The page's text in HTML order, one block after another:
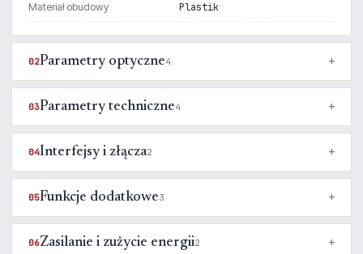
Materiał obudowy Plastik
02Parametry optyczne4
03Parametry techniczne4
04Interfejsy i złącza2
05Funkcje dodatkowe3
06Zasilanie i zużycie energii2